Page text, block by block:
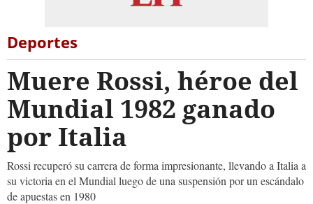
Deportes
Muere Rossi, héroe del
Mundial 1982 ganado
por Italia
Rossi recuperó su carrera de forma impresionante, llevando a Italia a
su victoria en el Mundial luego de una suspensión por un escándalo
de apuestas en 1980